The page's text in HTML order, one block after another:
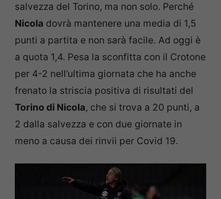
salvezza del Torino, ma non solo. Perché
Nicola dovrà mantenere una media di 1,5
punti a partita e non sarà facile. Ad oggi è
a quota 1,4. Pesa la sconfitta con il Crotone
per 4-2 nell’ultima giornata che ha anche
frenato la striscia positiva di risultati del
Torino di Nicola, che si trova a 20 punti, a
2 dalla salvezza e con due giornate in
meno a causa dei rinvii per Covid 19.